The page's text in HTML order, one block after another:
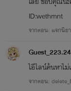
มาเองโดยอัตโนมัติ
"ฮึกกก ธุระแบบไ
ของเรา! ฮึกกก มา
ID:wethmnt
จากตอน: แจกนิ
ไอีไลน์ค้นหาไม่
จากตอน: